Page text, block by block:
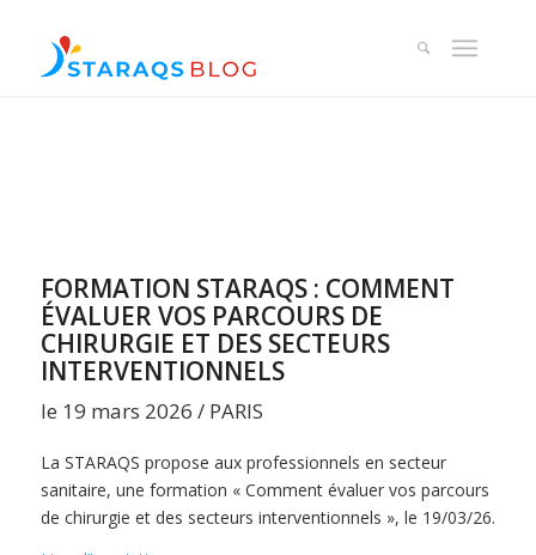
FORMATION STARAQS : COMMENT
ÉVALUER VOS PARCOURS DE
CHIRURGIE ET DES SECTEURS
INTERVENTIONNELS
le 19 mars 2026 / PARIS
La STARAQS propose aux professionnels en secteur
sanitaire, une formation « Comment évaluer vos parcours
de chirurgie et des secteurs interventionnels », le 19/03/26.